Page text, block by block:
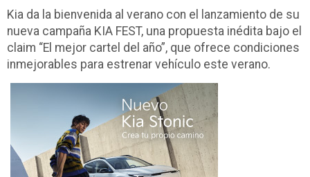
Kia da la bienvenida al verano con el lanzamiento de su
nueva campaña KIA FEST, una propuesta inédita bajo el
claim “El mejor cartel del año”, que ofrece condiciones
inmejorables para estrenar vehículo este verano.